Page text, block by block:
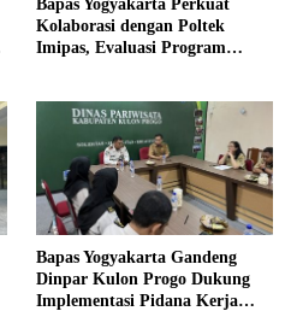
Bapas Yogyakarta Perkuat
Kolaborasi dengan Poltek
Imipas, Evaluasi Program
Bapas Yogyakarta Gandeng
Dinpar Kulon Progo Dukung
Implementasi Pidana Kerja